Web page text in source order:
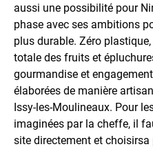
aussi une possibilité pour
phase avec ses ambitions
plus durable. Zéro
totale des fruits et
gourmandise et
élaborées de manière
Issy-les-Moulineaux. Pour
imaginées par la cheffe, il
site directement et